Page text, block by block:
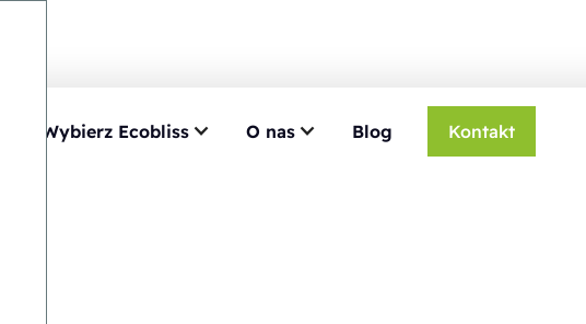
Wybierz Ecobliss O nas Blog Kontakt